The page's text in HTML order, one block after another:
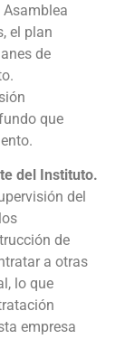
el plan
de
que
del Instituto.
del
de
a otras
lo que
empresa